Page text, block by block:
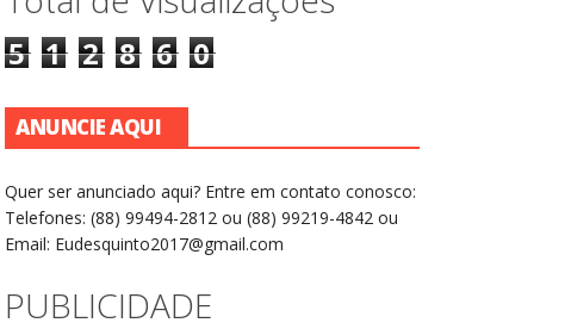
5 1 2 8 6 0
ANUNCIE AQUI
Quer ser anunciado aqui? Entre em contato conosco:
Telefones: (88) 99494-2812 ou (88) 99219-4842 ou
Email: Eudesquinto2017@gmail.com
PUBLICIDADE